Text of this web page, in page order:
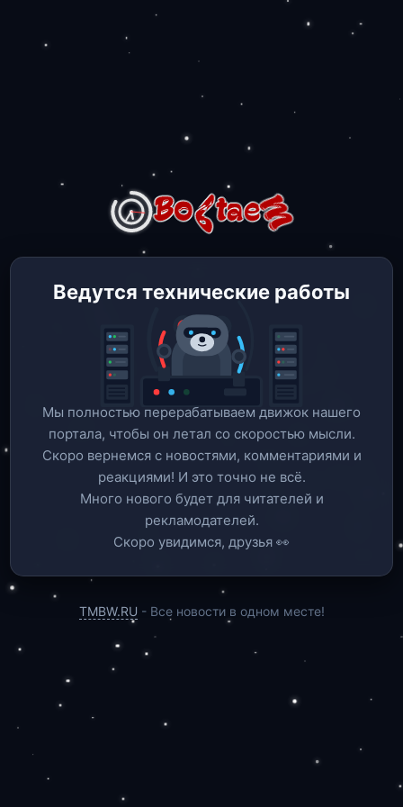
Ведутся технические работы
Мы полностью перерабатываем движок нашего
портала, чтобы он летал со скоростью мысли.
Скоро вернемся c новостями, комментариями и
реакциями! И это точно не всё.
Много нового будет для читателей и
рекламодателей.
Скоро увидимся, друзья 👀
TMBW.RU - Все новости в одном месте!